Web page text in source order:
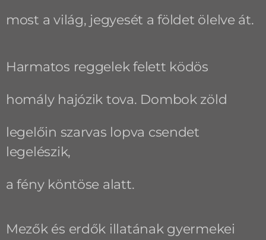
most a világ, jegyesét a földet ölelve át.
Harmatos reggelek felett ködös
homály hajózik tova. Dombok zöld
legelőin szarvas lopva csendet
legelészik,
a fény köntöse alatt.
Mezők és erdők illatának gyermekei